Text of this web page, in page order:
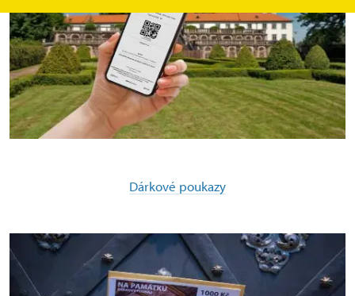
Dárkové poukazy